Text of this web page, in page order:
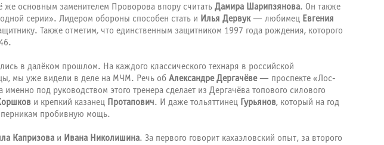
же основным заменителем Проворова впору считать Дамира Шарипзянова. Он также
серии». Лидером обороны способен стать и Илья Дервук— любимец Евгения
Также отметим, что единственным защитником 1997 года рождения, которого
в далёком прошлом. На каждого классического технаря в российской
мы уже видели в деле на МЧМ. Речь об Александре Дергачёве— проспекте «Лос-
именно под руководством этого тренера сделает из Дергачёва топового силового
и крепкий казанец Протапович. И даже тольяттинец Гурьянов, который на год
пробивную мощь.
Капризова и Ивана Николишина. За первого говорит кахаэловский опыт, за второго